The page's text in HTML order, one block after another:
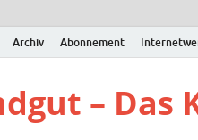
Archiv Abonnement
–